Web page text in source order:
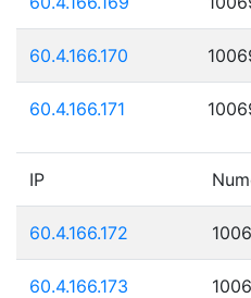
60.4.166.170
60.4.166.171
IP
60.4.166.172
60.4.166.173